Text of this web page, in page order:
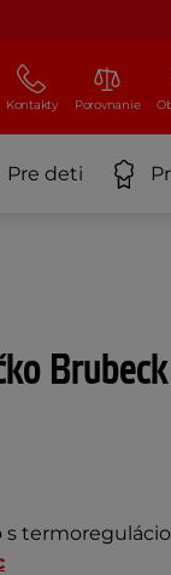
Kontakty Porovnanie
Pre deti